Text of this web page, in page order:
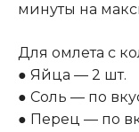
минуты на
Для омлета с
● Яйца — 2 шт.
● Соль — по
● Перец — по